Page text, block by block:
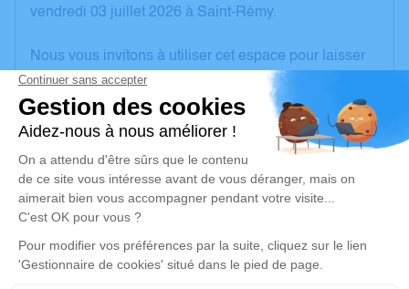
vendredi 03 juillet 2026 à Saint-Rémy.
Nous vous invitons à utiliser cet espace pour laisser
vos condoléances, partager des photos souvenirs,
une anecdote ou exprimer vos pensées à travers des
poèmes ou des textes. Cet endroit est un lieu
d'expression dédié à honorer la mémoire de Renée
PAILLARD.
Un service de plantation d’arbre hommage est
disponible ici.
Je rends hommage